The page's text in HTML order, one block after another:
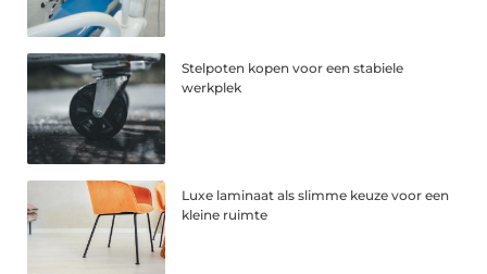
Stelpoten kopen voor een stabiele
werkplek
Luxe laminaat als slimme keuze voor een
kleine ruimte